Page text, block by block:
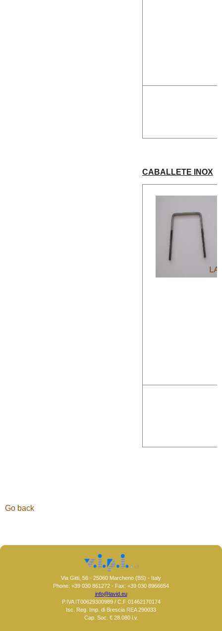
CABALLETE INOX
Go back
Via Gitti, 56 - 25060 Marcheno (BS) - Italy
Phone: +39 030 861272 - Fax: +39 030 8966654
info@lavid.eu
P.IVA IT00629300989 / C.F 01462170174
Isc. Reg. Imp. di Brescia REA 290033
Cap. Soc. € 28.080 i.v.